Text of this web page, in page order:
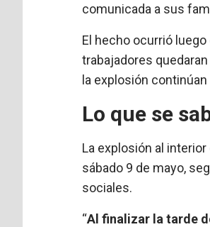
comunicada a sus
El hecho ocurrió
trabajadores
la explosión
Lo que se
La explosión al
sábado 9 de mayo,
sociales.
“Al finalizar la tarde